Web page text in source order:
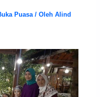
Puasa/ OlehAlind